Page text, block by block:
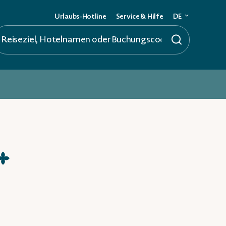
Urlaubs-Hotline Service & Hilfe DE
Deutsch